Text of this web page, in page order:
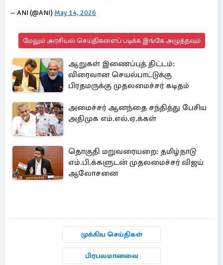
— ANI (@ANI) May 14, 2026
மேலும் அரசியல் செய்திகளைப் படிக்க இங்கே அழுத்தவும்
ஆறுகள் இணைப்புத் திட்டம்:
விரைவான செயல்பாட்டுக்கு
பிரதமருக்கு முதலமைச்சர் கடிதம்
அமைச்சர் ஆனந்தை சந்தித்து பேசிய
அதிமுக எம்.எல்.ஏ.க்கள்
தொகுதி மறுவரையறை: தமிழ்நாடு
எம்.பி.க்களுடன் முதலமைச்சர் விஜய்
ஆலோசனை
முக்கிய செய்திகள்
பிரபலமானவை